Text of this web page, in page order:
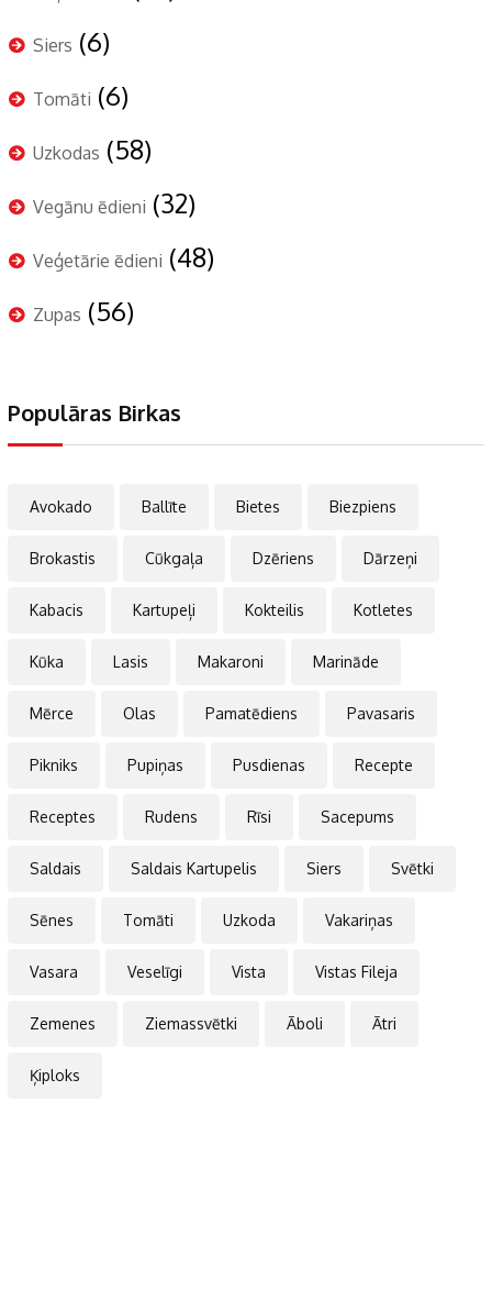
Siers (6)
Tomāti (6)
Uzkodas (58)
Vegānu ēdieni (32)
Veģetārie ēdieni (48)
Zupas (56)
Populāras Birkas
Avokado Ballīte Bietes Biezpiens
Brokastis Cūkgaļa Dzēriens Dārzeņi
Kabacis Kartupeļi Kokteilis Kotletes
Kūka Lasis Makaroni Marināde
Mērce Olas Pamatēdiens Pavasaris
Pikniks Pupiņas Pusdienas Recepte
Receptes Rudens Rīsi Sacepums
Saldais Saldais Kartupelis Siers Svētki
Sēnes Tomāti Uzkoda Vakariņas
Vasara Veselīgi Vista Vistas Fileja
Zemenes Ziemassvētki Āboli Ātri
Ķiploks